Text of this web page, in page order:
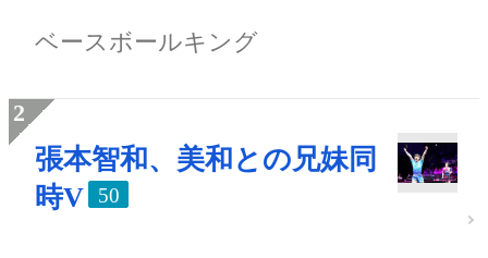
ベースボールキング
張本智和、美和との兄妹同
時V
50